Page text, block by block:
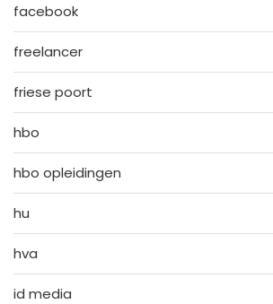
facebook
freelancer
friese poort
hbo
hbo opleidingen
hu
hva
id media